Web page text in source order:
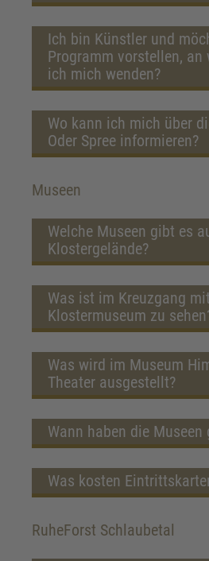
Ich bin Künstler und
Programm vorstellen, an
ich mich wenden?
Wo kann ich mich über
Oder Spree informieren?
Museen
Welche Museen gibt es
Klostergelände?
Was ist im Kreuzgang mit
Klostermuseum zu
Was wird im Museum
Theater ausgestellt?
Wann haben die Museen
Was kosten
RuheForst Schlaubetal